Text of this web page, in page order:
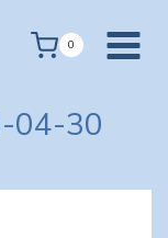
0
04-30